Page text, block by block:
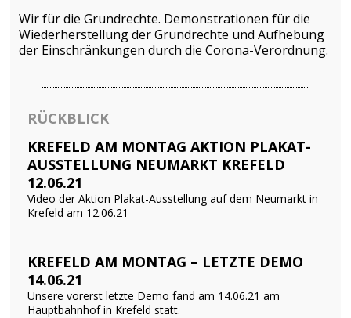
Wir für die Grundrechte. Demonstrationen für die
Wiederherstellung der Grundrechte und Aufhebung
der Einschränkungen durch die Corona-Verordnung.
RÜCKBLICK
KREFELD AM MONTAG AKTION PLAKAT-
AUSSTELLUNG NEUMARKT KREFELD
12.06.21
Video der Aktion Plakat-Ausstellung auf dem Neumarkt in
Krefeld am 12.06.21
KREFELD AM MONTAG – LETZTE DEMO
14.06.21
Unsere vorerst letzte Demo fand am 14.06.21 am
Hauptbahnhof in Krefeld statt.